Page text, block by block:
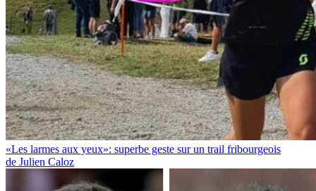
«Les larmes aux yeux»: superbe geste sur un trail fribourgeois
de Julien Caloz